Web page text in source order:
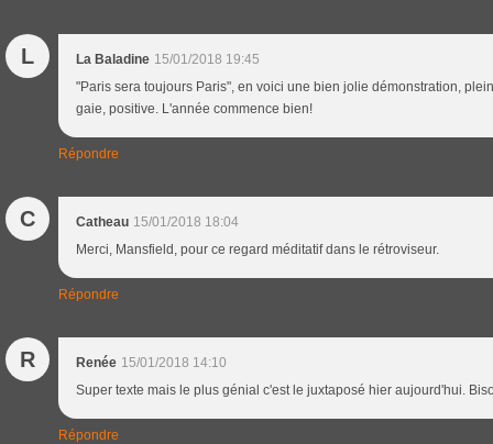
L La Baladine 15/01/2018 19:45
"Paris sera toujours Paris", en voici une bien jolie démonstration,
gaie, positive. L'année commence bien!
Répondre
C Catheau 15/01/2018 18:04
Merci, Mansfield, pour ce regard méditatif dans le rétroviseur.
Répondre
R Renée 15/01/2018 14:10
Super texte mais le plus génial c'est le juxtaposé hier aujourd'hui.
Répondre